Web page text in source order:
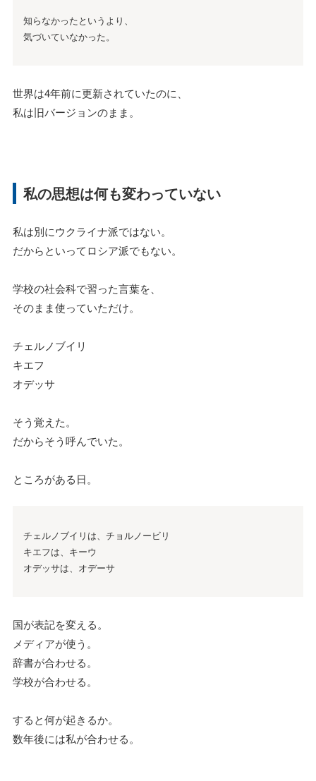
知らなかったというより、
気づいていなかった。
世界は4年前に更新されていたのに、
私は旧バージョンのまま。
私の思想は何も変わっていない
私は別にウクライナ派ではない。
だからといってロシア派でもない。
学校の社会科で習った言葉を、
そのまま使っていただけ。
チェルノブイリ
キエフ
オデッサ
そう覚えた。
だからそう呼んでいた。
ところがある日。
チェルノブイリは、チョルノービリ
キエフは、キーウ
オデッサは、オデーサ
国が表記を変える。
メディアが使う。
辞書が合わせる。
学校が合わせる。
すると何が起きるか。
数年後には私が合わせる。